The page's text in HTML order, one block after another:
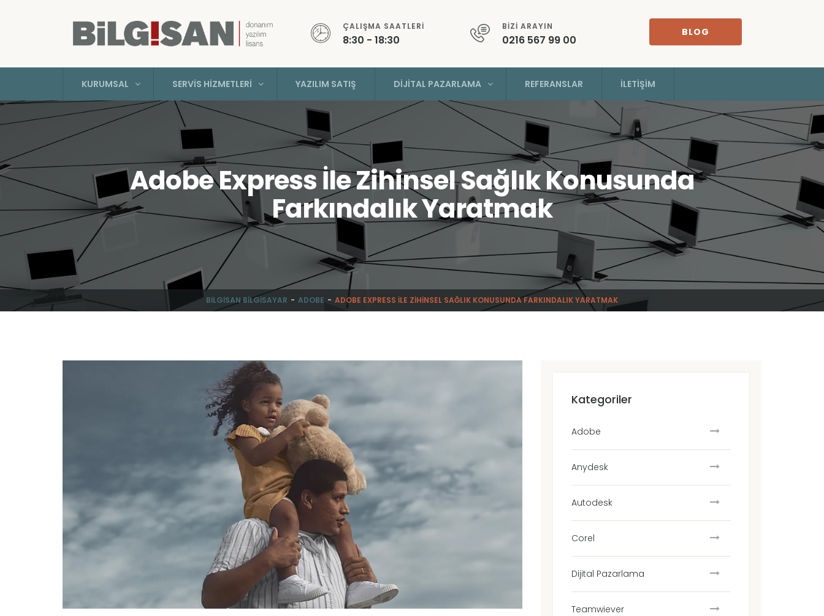
ÇALIŞMA SAATLERI
8:30 - 18:30
BIZI ARAYIN
0216 567 99 00
BLOG
KURUMSAL SERVIS HIZMETLERI YAZILIM SATIŞ DIJITAL PAZARLAMA REFERANSLAR İLETIŞIM
Adobe Express İle Zihinsel Sağlık Konusunda
Farkındalık Yaratmak
BILGISAN BILGISAYAR ADOBE ADOBE EXPRESS İLE ZIHINSEL SAĞLIK KONUSUNDA FARKINDALIK YARATMAK
Kategoriler
Adobe
Anydesk
Autodesk
Corel
Dijital Pazarlama
Teamwiever